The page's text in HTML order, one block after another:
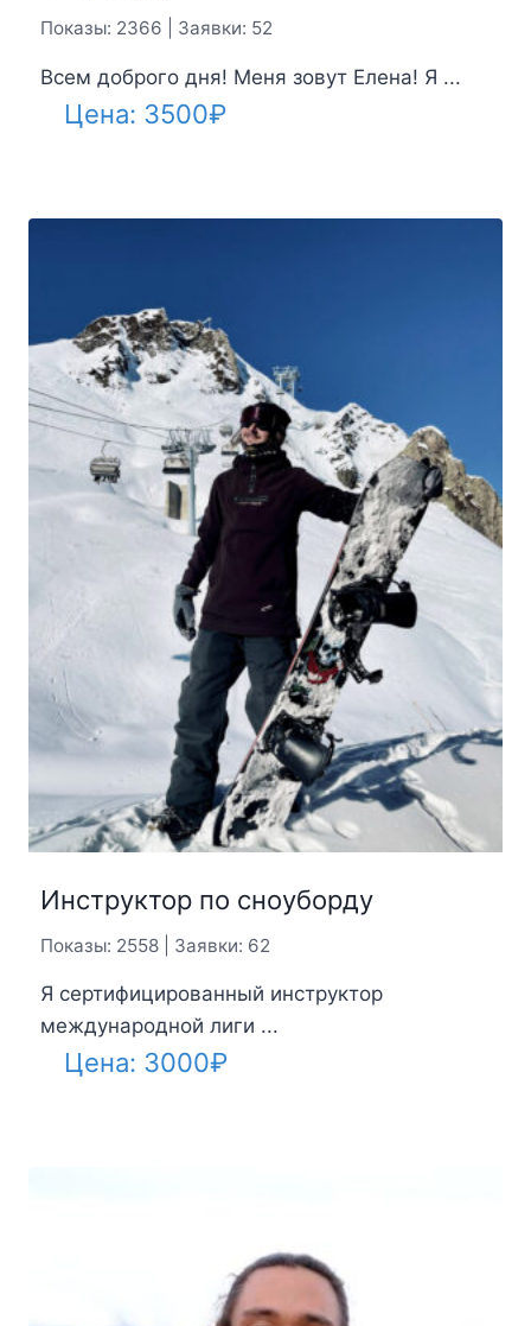
Показы: 2366 | Заявки: 52
Всем доброго дня! Меня зовут Елена! Я ...
Цена: 3500₽
Инструктор по сноуборду
Показы: 2558 | Заявки: 62
Я сертифицированный инструктор
международной лиги ...
Цена: 3000₽